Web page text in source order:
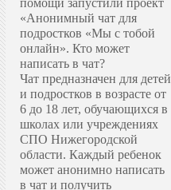
помощи запустили проект
«Анонимный чат для
подростков «Мы с тобой
онлайн». Кто может
написать в чат?
Чат предназначен для детей
и подростков в возрасте от
6 до 18 лет, обучающихся в
школах или учреждениях
СПО Нижегородской
области. Каждый ребенок
может анонимно написать
в чат и получить